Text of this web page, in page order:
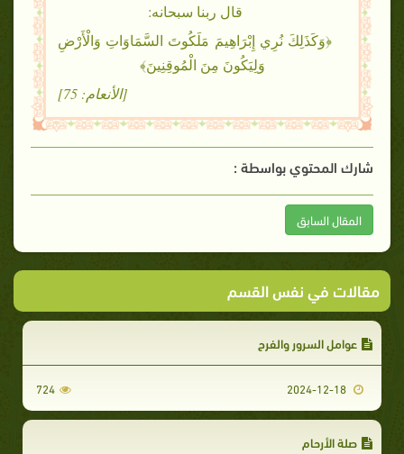
قال ربنا سبحانه:
﴿وَكَذَلِكَ نُرِي إِبْرَاهِيمَ مَلَكُوتَ السَّمَاوَاتِ وَالْأَرْضِ
‌وَلِيَكُونَ ‌مِنَ ‌الْمُوقِنِينَ﴾
[الأنعام: 75]
شارك المحتوي بواسطة :
المقال السابق
مقالات في نفس القسم
عوامل السرور والفرح
724
صلة الأرحام